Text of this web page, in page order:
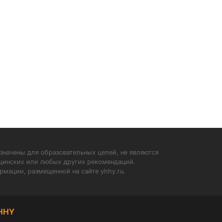
для образовательных целей, не являются
или любых других рекомендаций.
размещенной на сайте yhhy.ru.